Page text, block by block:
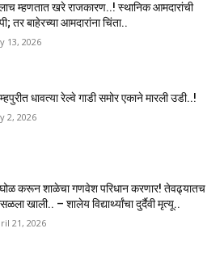
म्हणतात खरे राजकारण..! स्थानिक आमदारांची
तर बाहेरच्या आमदारांना चिंता..
13, 2026
धावत्या रेल्वे गाडी समोर एकाने मारली उडी..!
2, 2026
करून शाळेचा गणवेश परिधान करणार! तेवढ्यातच
खाली.. – शालेय विद्यार्थ्यांचा दुर्दैवी मृत्यू..
21, 2026